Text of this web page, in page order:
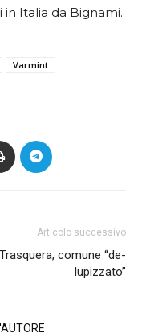
Italia da Bignami.
Varmint
Articolo successivo
Trasquera, comune “de-
lupizzato”